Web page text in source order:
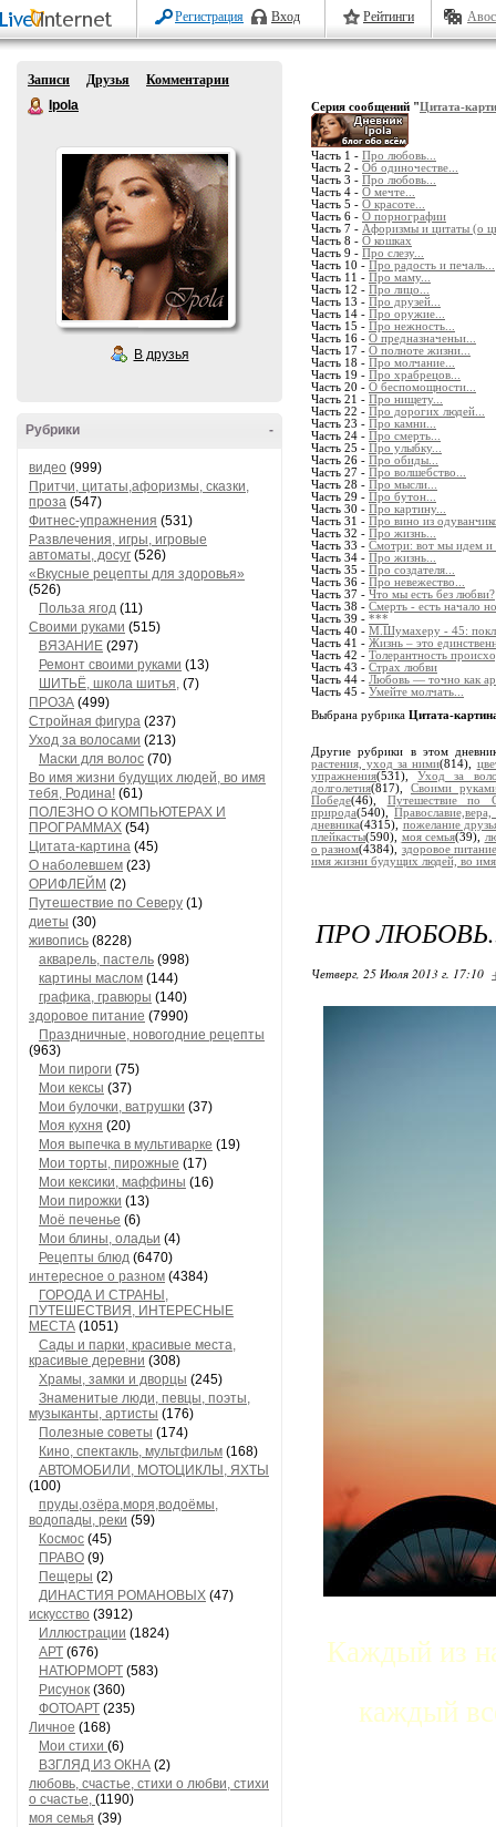
Регистрация Вход Рейтинги
Записи Друзья
Комментарии
Ipola
В друзья
-
Рубрики
видео (999)
Притчи, цитаты,афоризмы, сказки,
проза (547)
Фитнес-упражнения (531)
Развлечения, игры, игровые
автоматы, досуг (526)
«Вкусные рецепты для здоровья»
(526)
Польза ягод (11)
Своими руками (515)
ВЯЗАНИЕ (297)
Ремонт своими руками (13)
ШИТЬЁ, школа шитья, (7)
ПРОЗА (499)
Стройная фигура (237)
Уход за волосами (213)
Маски для волос (70)
Во имя жизни будущих людей, во имя
тебя, Родина! (61)
ПОЛЕЗНО О КОМПЬЮТЕРАХ И
ПРОГРАММАХ (54)
Цитата-картина (45)
О наболевшем (23)
ОРИФЛЕЙМ (2)
Путешествие по Северу (1)
диеты (30)
живопись (8228)
акварель, пастель (998)
картины маслом (144)
графика, гравюры (140)
здоровое питание (7990)
Праздничные, новогодние рецепты
(963)
Мои пироги (75)
Мои кексы (37)
Мои булочки, ватрушки (37)
Моя кухня (20)
Моя выпечка в мультиварке (19)
Мои торты, пирожные (17)
Мои кексики, маффины (16)
Мои пирожки (13)
Моё печенье (6)
Мои блины, оладьи (4)
Рецепты блюд (6470)
интересное о разном (4384)
ГОРОДА И СТРАНЫ,
ПУТЕШЕСТВИЯ, ИНТЕРЕСНЫЕ
МЕСТА (1051)
Сады и парки, красивые места,
красивые деревни (308)
Храмы, замки и дворцы (245)
Знаменитые люди, певцы, поэты,
музыканты, артисты (176)
Полезные советы (174)
Кино, спектакль, мультфильм (168)
АВТОМОБИЛИ, МОТОЦИКЛЫ, ЯХТЫ
(100)
пруды,озёра,моря,водоёмы,
водопады, реки (59)
Космос (45)
ПРАВО (9)
Пещеры (2)
ДИНАСТИЯ РОМАНОВЫХ (47)
искусство (3912)
Иллюстрации (1824)
АРТ (676)
НАТЮРМОРТ (583)
Рисунок (360)
ФОТОАРТ (235)
Личное (168)
Мои стихи (6)
ВЗГЛЯД ИЗ ОКНА (2)
любовь, счастье, стихи о любви, стихи
о счастье, (1190)
моя семья (39)
Серия сообщений "Цитата-
Часть 1 - Про любовь...
Часть 2 - Об одиночестве...
Часть 3 - Про любовь...
Часть 4 - О мечте...
Часть 5 - О красоте...
Часть 6 - О порнографии
Часть 7 - Афоризмы и цитаты (о
Часть 8 - О кошках
Часть 9 - Про слезу...
Часть 10 - Про радость и печаль...
Часть 11 - Про маму...
Часть 12 - Про лицо...
Часть 13 - Про друзей...
Часть 14 - Про оружие...
Часть 15 - Про нежность...
Часть 16 - О предназначеньи...
Часть 17 - О полноте жизни...
Часть 18 - Про молчание...
Часть 19 - Про храбрецов...
Часть 20 - О беспомощности...
Часть 21 - Про нищету...
Часть 22 - Про дорогих людей...
Часть 23 - Про камни...
Часть 24 - Про смерть...
Часть 25 - Про улыбку...
Часть 26 - Про обиды...
Часть 27 - Про волшебство...
Часть 28 - Про мысли...
Часть 29 - Про бутон...
Часть 30 - Про картину...
Часть 31 - Про вино из
Часть 32 - Про жизнь...
Часть 33 - Смотри: вот мы идем и
Часть 34 - Про жизнь...
Часть 35 - Про создателя...
Часть 36 - Про невежество...
Часть 37 - Что мы есть без любви?
Часть 38 - Смерть - есть начало
Часть 39 - ***
Часть 40 - М.Шумахеру - 45:
Часть 41 - Жизнь – это
Часть 42 - Толерантность
Часть 43 - Страх любви
Часть 44 - Любовь — точно как
Часть 45 - Умейте молчать...
Выбрана рубрика Цитата-
Другие рубрики в этом
растения, уход за ними(814),
упражнения(531),Уход за
долголетия(817), Своими
Победе(46), Путешествие по
природа(540),
дневника(4315), пожелание
плейкасты(590), моя семья(39),
о разном(4384), здоровое
имя жизни будущих людей, во
ПРО
Четверг, 25 Июля 2013 г. 17:10
Каждый из
каждый